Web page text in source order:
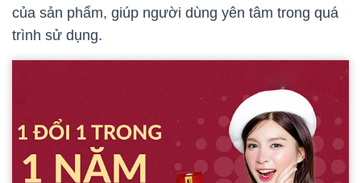
của sản phẩm, giúp người dùng yên tâm trong quá
trình sử dụng.